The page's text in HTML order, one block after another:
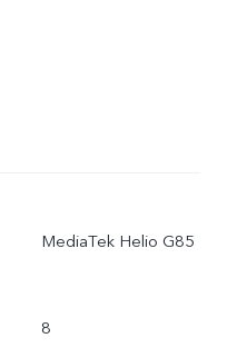
MediaTek Helio G85
8